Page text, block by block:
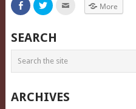
Click
to
share
Facebook
(Opens
in
window)
Click
to
Twitter
(Opens
in
window)
friend
More
SEARCH
ARCHIVES